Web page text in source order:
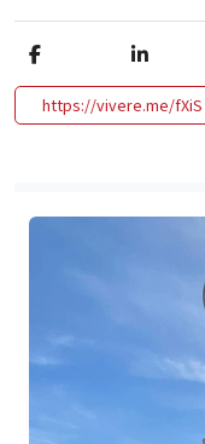
https://vivere.me/fXiS